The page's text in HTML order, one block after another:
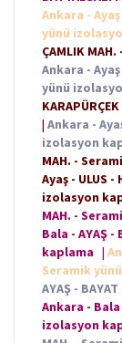
Ankara - Ayaş
yünü
ÇAMLIK
Ankara - Ayaş
yünü
| Ankara -
izolasyon
MAH. -
Ayaş - ULUS -
izolasyon
MAH. -
Bala - AYAŞ
kaplama |
Seramik
AYAŞ -
Ankara - Bala
izolasyon